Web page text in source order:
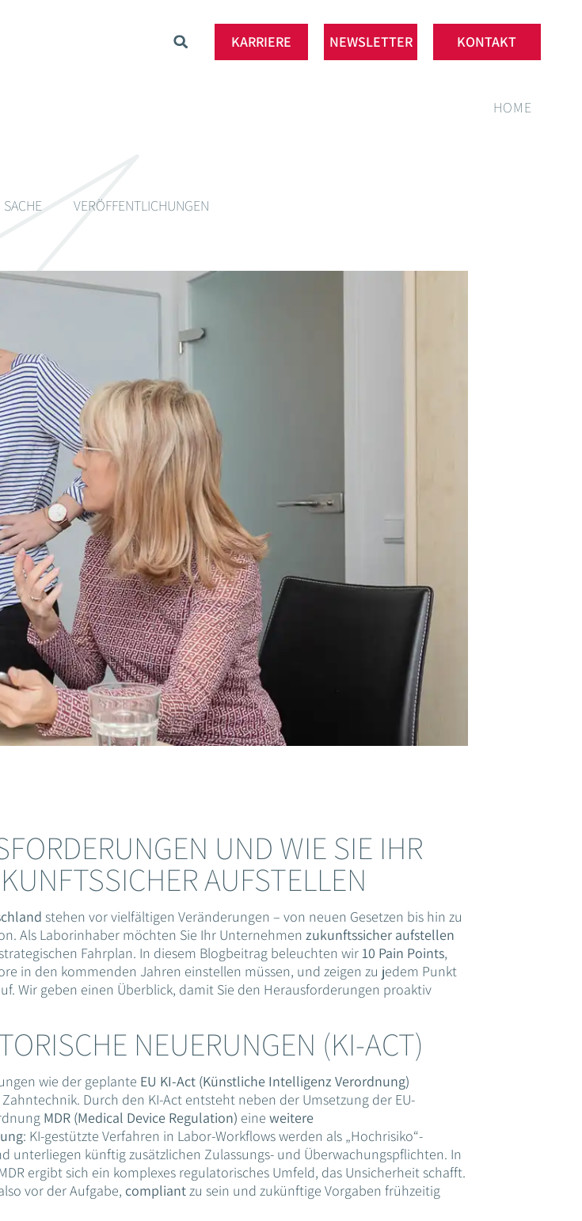
KARRIERE NEWSLETTER KONTAKT
HOME
VERÖFFENTLICHUNGEN
UND WIE SIE IHR
AUFSTELLEN
stehen vor vielfältigen Veränderungen – von neuen Gesetzen bis hin zu
Als Laborinhaber möchten Sie Ihr Unternehmen zukunftssicher aufstellen
Fahrplan. In diesem Blogbeitrag beleuchten wir 10 Pain Points,
in den kommenden Jahren einstellen müssen, und zeigen zu jedem Punkt
Wir geben einen Überblick, damit Sie den Herausforderungen proaktiv
NEUERUNGEN (KI-ACT)
wie der geplante EU KI-Act (Künstliche Intelligenz Verordnung)
Durch den KI-Act entsteht neben der Umsetzung der EU-
MDR (Medical Device Regulation) eine weitere
: KI-gestützte Verfahren in Labor-Workflows werden als „Hochrisiko“-
unterliegen künftig zusätzlichen Zulassungs- und Überwachungspflichten. In
ergibt sich ein komplexes regulatorisches Umfeld, das Unsicherheit schafft.
vor der Aufgabe, compliantzu sein und zukünftige Vorgaben frühzeitig